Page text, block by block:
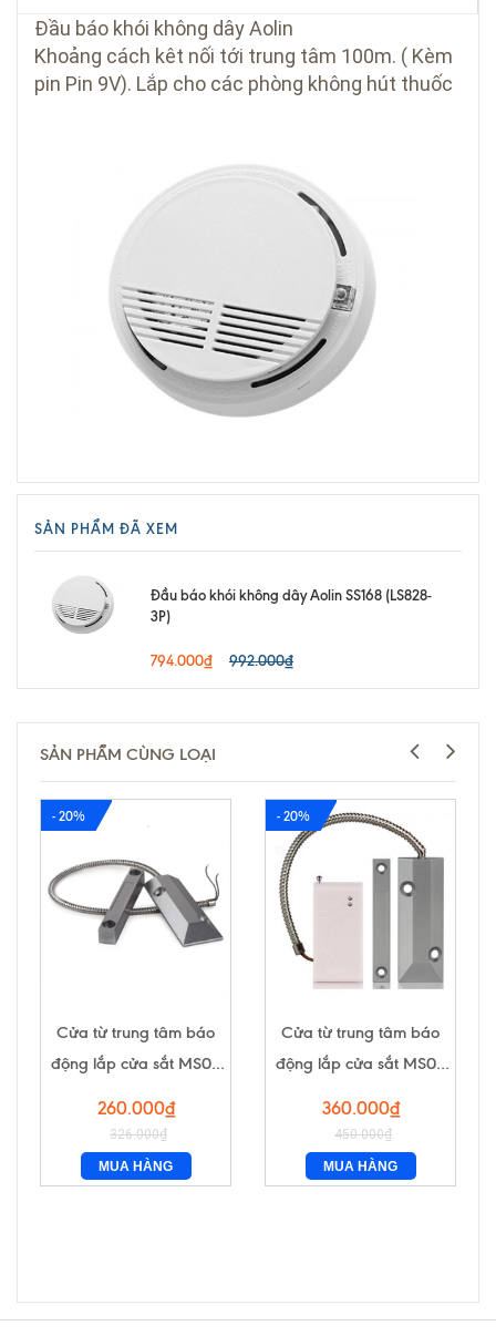
Đầu báo khói không dây Aolin
Khoảng cách kêt nối tới trung tâm 100m. ( Kèm
pin Pin 9V). Lắp cho các phòng không hút thuốc
SẢN PHẨM ĐÃ XEM
Đầu báo khói không dây Aolin SS168 (LS828-
3P)
794.000₫ 992.000₫
SẢN PHẨM CÙNG LOẠI
- 20%
Cửa từ trung tâm báo
động lắp cửa sắt MS02
260.000₫
326.000₫
MUA HÀNG
- 20%
Cửa từ trung tâm báo
động lắp cửa sắt MS03
360.000₫
450.000₫
MUA HÀNG